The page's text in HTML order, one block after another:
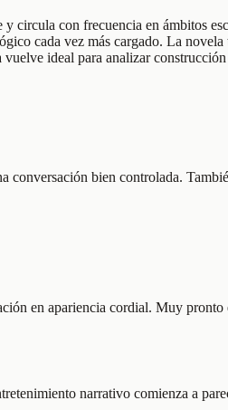
circula con frecuencia en ámbitos
cada vez más cargado. La
ideal para analizar
bien controlada.
en apariencia cordial. Muy
narrativo comienza a